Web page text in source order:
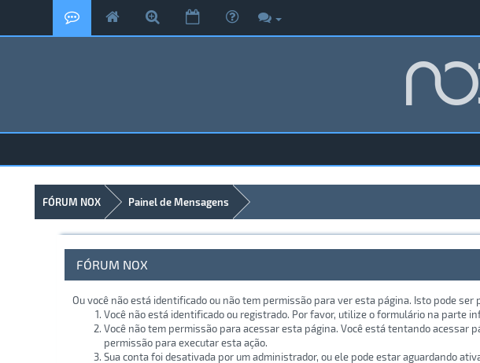
FÓRUM NOX Painel de Mensagens
FÓRUM NOX
Ou você não está identificado ou não tem permissão para ver esta página. Isto pode ser
Você não está identificado ou registrado. Por favor, utilize o formulário na parte
Você não tem permissão para acessar esta página. Você está tentando acessar
permissão para executar esta ação.
Sua conta foi desativada por um administrador, ou ele pode estar aguardando